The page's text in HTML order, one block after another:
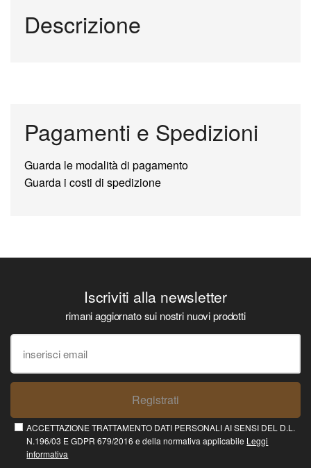
Descrizione
Pagamenti e Spedizioni
Guarda le modalità di pagamento
Guarda i costi di spedizione
Iscriviti alla newsletter
rimani aggiornato sui nostri nuovi prodotti
Registrati
ACCETTAZIONE TRATTAMENTO DATI PERSONALI AI SENSI DEL D.L.
N.196/03 E GDPR 679/2016 e della normativa applicabile Leggi
informativa